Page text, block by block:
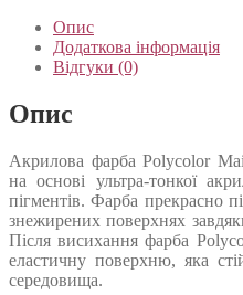
Опис
Додаткова інформація
Відгуки (0)
Опис
Акрилова фарба Polycolor
на основі ультра-тонкої
пігментів. Фарба прекрасно
знежирених поверхнях
Після висихання фарба
еластичну поверхню, яка
середовища.